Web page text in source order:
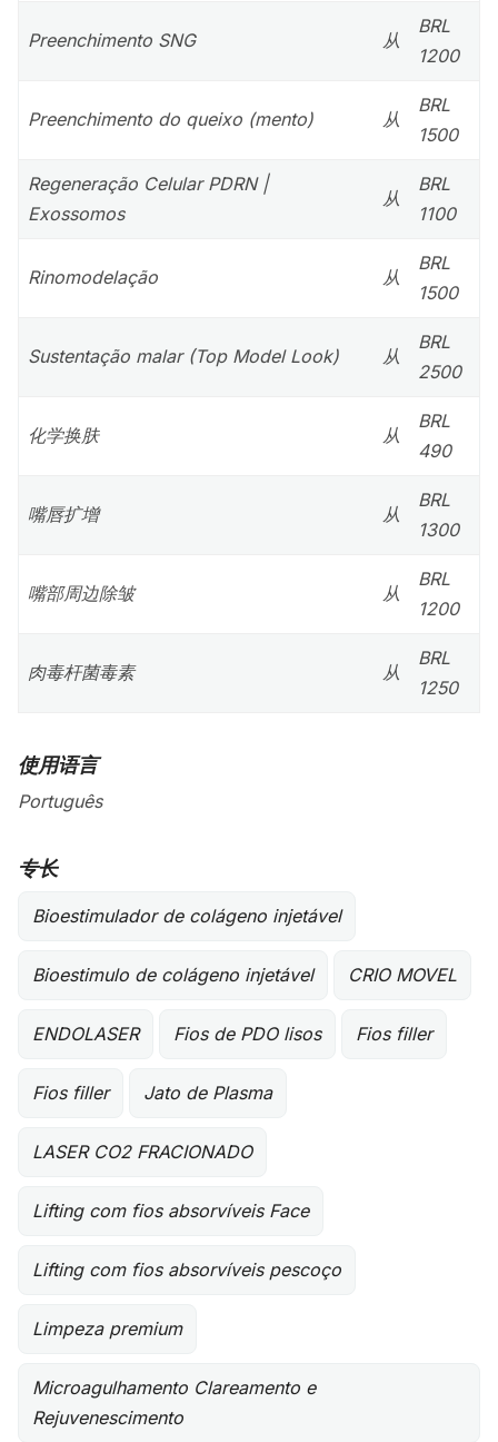
Preenchimento SNG 从
BRL
1200
Preenchimento do queixo (mento) 从
BRL
1500
Regeneração Celular PDRN |
Exossomos
从
BRL
1100
Rinomodelação 从
BRL
1500
Sustentação malar (Top Model Look) 从
BRL
2500
化学换肤 从
BRL
490
嘴唇扩增 从
BRL
1300
嘴部周边除皱 从
BRL
1200
肉毒杆菌毒素 从
BRL
1250
使用语言
Português
专长
Bioestimulador de colágeno injetável
Bioestimulo de colágeno injetável CRIO MOVEL
ENDOLASER Fios de PDO lisos Fios filler
Fios filler Jato de Plasma
LASER CO2 FRACIONADO
Lifting com fios absorvíveis Face
Lifting com fios absorvíveis pescoço
Limpeza premium
Microagulhamento Clareamento e
Rejuvenescimento